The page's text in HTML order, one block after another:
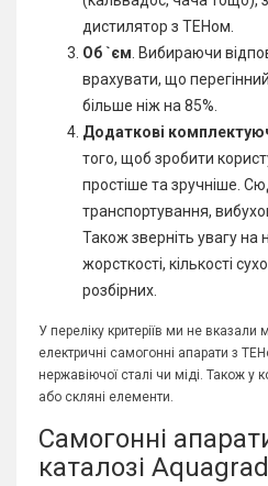
дистилятор з ТЕНом.
Об `єм . Вибираючи
врахувати, що
більше ніж на 85%.
Додаткові
того, щоб зробити
простіше та зручніше.
транспортування,
Також зверніть увагу на
жорсткості, кількості
розбірних.
У переліку критеріїв ми не вказали
електричні самогонні апарати з
нержавіючої сталі чи міді. Також у
або скляні елементи.
Самогонні
каталозі